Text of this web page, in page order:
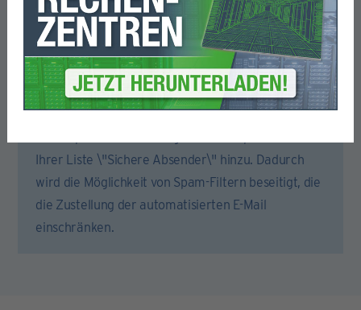
Bitte füllen Sie alle Abschnitte dieses Formulars aus.
Sie erhalten dann eine E-Mail, um Ihr Konto zu aktivieren.
Um sicherzustellen, dass Sie die Aktivierungs-E-Mail
erhalten, öffnen Sie bitte Ihr E-Mail-Konto oder
Ihrer Liste \"Sichere Absender\" hinzu. Dadurch
wird die Möglichkeit von Spam-Filtern beseitigt, die
die Zustellung der automatisierten E-Mail
einschränken.